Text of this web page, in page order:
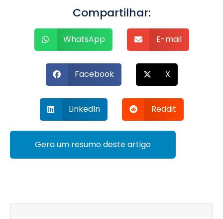
Compartilhar:
WhatsApp E-mail
Facebook X
LinkedIn Reddit
Gera um resumo deste artigo